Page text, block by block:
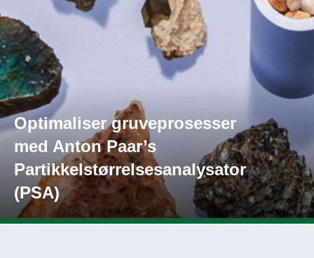
Optimaliser gruveprosesser
med Anton Paar’s
Partikkelstørrelsesanalysator
(PSA)